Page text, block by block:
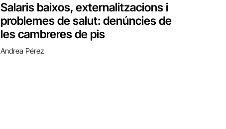
Salaris baixos, externalitzacions i
problemes de salut: denúncies de
les cambreres de pis
Andrea Pérez